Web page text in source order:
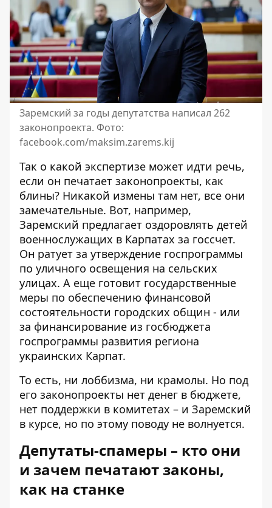
Заремский за годы депутатства написал 262
законопроекта. Фото:
facebook.com/maksim.zarems.kij
Так о какой экспертизе может идти речь,
если он печатает законопроекты, как
блины? Никакой измены там нет, все они
замечательные. Вот, например,
Заремский предлагает оздоровлять детей
военнослужащих в Карпатах за госсчет.
Он ратует за утверждение госпрограммы
по уличного освещения на сельских
улицах. А еще готовит государственные
меры по обеспечению финансовой
состоятельности городских общин - или
за финансирование из госбюджета
госпрограммы развития региона
украинских Карпат.
То есть, ни лоббизма, ни крамолы. Но под
его законопроекты нет денег в бюджете,
нет поддержки в комитетах – и Заремский
в курсе, но по этому поводу не волнуется.
Депутаты-спамеры – кто они
и зачем печатают законы,
как на станке